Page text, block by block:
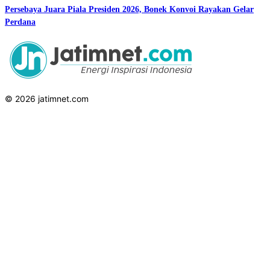
Persebaya Juara Piala Presiden 2026, Bonek Konvoi Rayakan Gelar
Perdana
© 2026 jatimnet.com